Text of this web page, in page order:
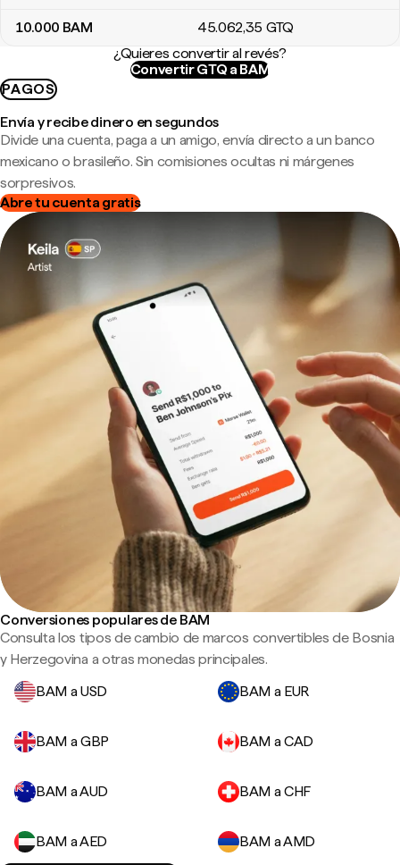
10.000 BAM 45.062,35 GTQ
¿Quieres convertir al revés?
Convertir GTQ a BAM
PAGOS
Envía y recibe dinero en segundos
Divide una cuenta, paga a un amigo, envía directo a un banco
mexicano o brasileño. Sin comisiones ocultas ni márgenes
sorpresivos.
Abre tu cuenta gratis
Conversiones populares de BAM
Consulta los tipos de cambio de marcos convertibles de Bosnia
y Herzegovina a otras monedas principales.
BAM a USD
BAM a EUR
BAM a GBP BAM a CAD
BAM a AUD BAM a CHF
BAM a AED
BAM a AMD